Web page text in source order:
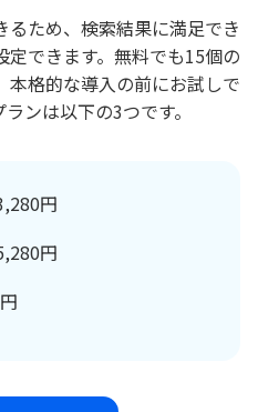
ため、検索結果に満足でき
できます。無料でも15個の
本格的な導入の前にお試しで
ンは以下の3つです。
円
円